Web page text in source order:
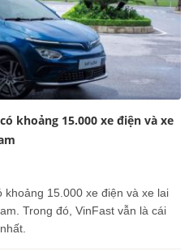
khoảng 15.000 xe điện và xe
15.000 xe điện và xe lai
Trong đó, VinFast vẫn là cái